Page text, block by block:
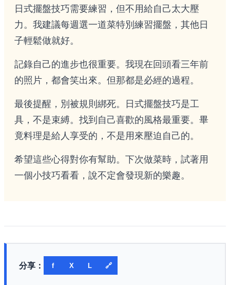
日式擺盤技巧需要練習，但不用給自己太大壓
力。我建議每週選一道菜特別練習擺盤，其他日
子輕鬆做就好。
記錄自己的進步也很重要。我現在回頭看三年前
的照片，都會笑出來。但那都是必經的過程。
最後提醒，別被規則綁死。日式擺盤技巧是工
具，不是束縛。找到自己喜歡的風格最重要。畢
竟料理是給人享受的，不是用來壓迫自己的。
希望這些心得對你有幫助。下次做菜時，試著用
一個小技巧看看，說不定會發現新的樂趣。
分享： f X L 🔗